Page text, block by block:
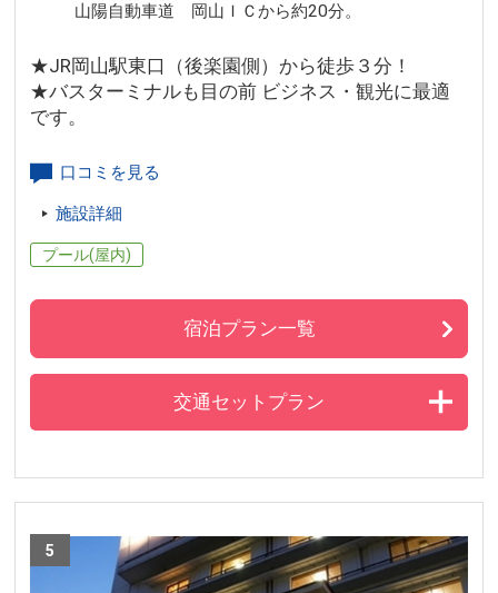
山陽自動車道 岡山ＩＣから約20分。
★JR岡山駅東口（後楽園側）から徒歩３分！
★バスターミナルも目の前 ビジネス・観光に最適
です。
口コミを見る
施設詳細
プール(屋内)
宿泊プラン一覧
交通セットプラン
5